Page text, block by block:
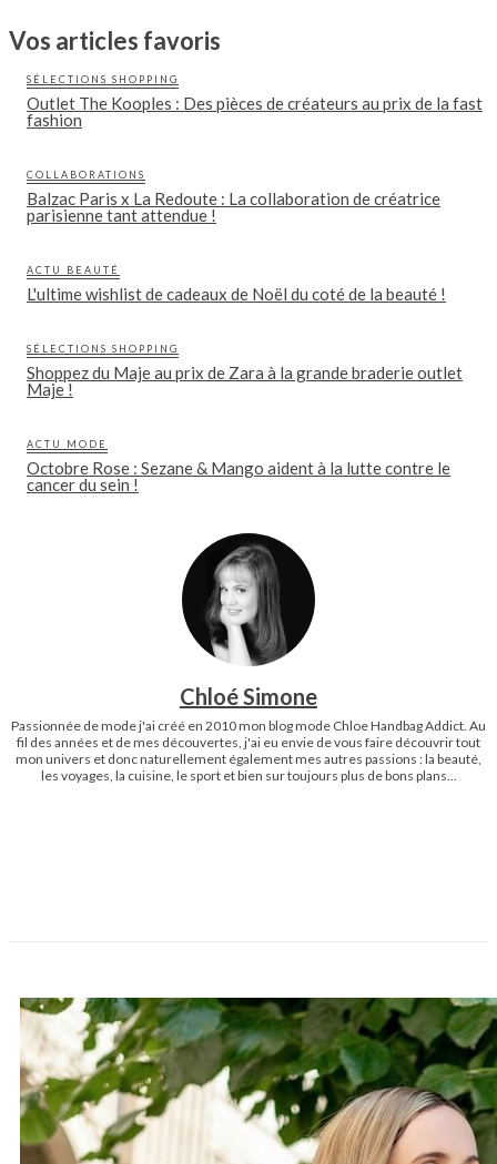
Vos articles favoris
SÉLECTIONS SHOPPING
Outlet The Kooples : Des pièces de créateurs au prix de la fast
fashion
COLLABORATIONS
Balzac Paris x La Redoute : La collaboration de créatrice
parisienne tant attendue !
ACTU BEAUTÉ
L'ultime wishlist de cadeaux de Noël du coté de la beauté !
SÉLECTIONS SHOPPING
Shoppez du Maje au prix de Zara à la grande braderie outlet
Maje !
ACTU MODE
Octobre Rose : Sezane & Mango aident à la lutte contre le
cancer du sein !
Chloé Simone
Passionnée de mode j'ai créé en 2010 mon blog mode Chloe Handbag Addict. Au
fil des années et de mes découvertes, j'ai eu envie de vous faire découvrir tout
mon univers et donc naturellement également mes autres passions : la beauté,
les voyages, la cuisine, le sport et bien sur toujours plus de bons plans...